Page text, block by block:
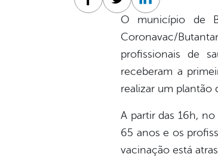
O município de
Coronavac/
profissionais de
receberam a
realizar um plantão
A partir das 16h,
65 anos e os
vacinação está
Facebook
TwitterLinkedin